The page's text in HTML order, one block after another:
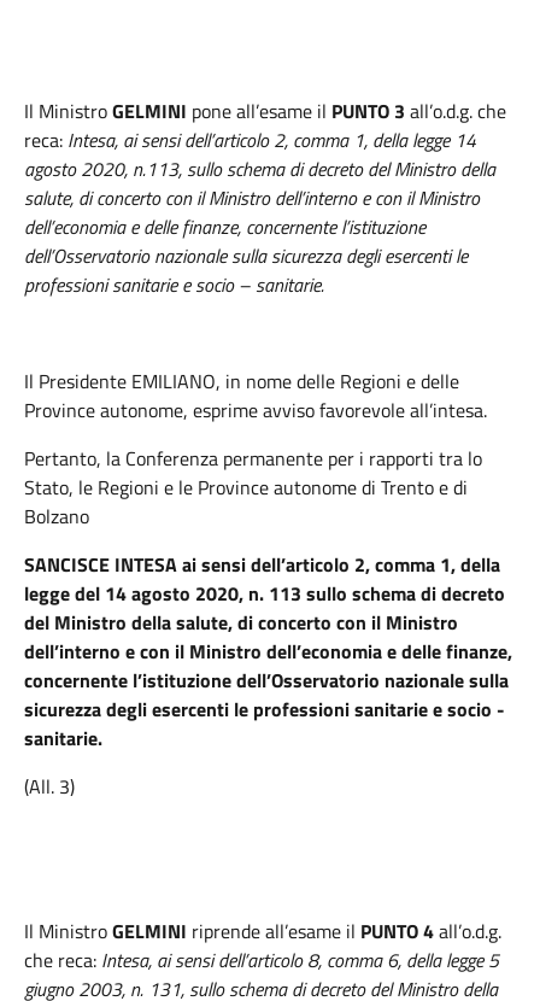
Il MinistroGELMINI pone all’esame il PUNTO 3 all’o.d.g. che
reca: Intesa, ai sensi dell’articolo 2, comma 1, della legge 14
agosto 2020, n.113, sullo schema di decreto del Ministro della
salute, di concerto con il Ministro dell’interno e con il Ministro
dell’economia e delle finanze, concernente l’istituzione
dell’Osservatorio nazionale sulla sicurezza degli esercenti le
professioni sanitarie e socio – sanitarie.
Il Presidente EMILIANO, in nome delle Regioni e delle
Province autonome, esprime avviso favorevole all’intesa.
Pertanto, la Conferenza permanente per i rapporti tra lo
Stato, le Regioni e le Province autonome di Trento e di
Bolzano
SANCISCE INTESA ai sensi dell’articolo 2, comma 1, della
legge del 14 agosto 2020, n. 113 sullo schema di decreto
del Ministro della salute, di concerto con il Ministro
dell’interno e con il Ministro dell’economia e delle finanze,
concernente l’istituzione dell’Osservatorio nazionale sulla
sicurezza degli esercenti le professioni sanitarie e socio -
sanitarie.
(All. 3)
Il MinistroGELMINI riprende all’esame il PUNTO 4all’o.d.g.
che reca: Intesa, ai sensi dell’articolo 8, comma 6, della legge 5
giugno 2003, n. 131, sullo schema di decreto del Ministro della